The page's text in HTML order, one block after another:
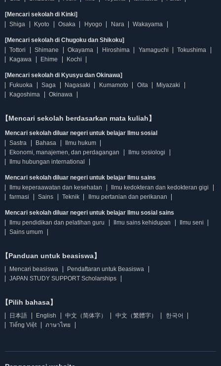
[Mencari sekolah di Kinki]
Shiga
Kyoto Osaka Hyogo Nara Wakayama
[Mencari sekolah di Chugoku dan Shikoku]
Tottori
Shimane Okayama Hiroshima Yamaguchi
Tokushima
Kagawa
Ehime Kochi
[Mencari sekolah di Kyusyu dan Okinawa]
Fukuoka
Saga Nagasaki Kumamoto Oita
Miyazaki
Kagoshima
Okinawa
【Mencari sekolah berdasarkan mata kuliah】
Mencari sekolah diluar negeri untuk belajar Ilmu sosial
Sastra
Bahasa
Ilmu hukum
Ekonomi, manajemen, dan perdagangan
Ilmu sosiologi
Ilmu hubungan international
Mencari sekolah diluar negeri untuk belajar Ilmu sains
Ilmu keperaawatan dan kesehatan
Ilmu kedokteran dan kedokteran gigi
farmasi
Sains Teknik Ilmu pertanian dan perikanan
Mencari sekolah diluar negeri untuk belajar Ilmu sosial sains
Ilmu pendidikan dan pelatihan guru
Ilmu sains kehidupan
Ilmu seni
Sains umum
【Panduan untuk beasiswa】
Mencari beasiswa
Pendaftaran untuk Beasiswa
JAPAN STUDY SUPPORT Scholarships
【Pilih bahasa】
日本語 English 中文（简体字） 中文（繁體字）
한국어
Tiếng Việt
ภาษาไทย